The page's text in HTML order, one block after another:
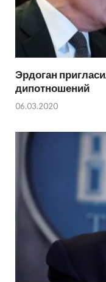
Эрдоган
дипотношений
06.03.2020